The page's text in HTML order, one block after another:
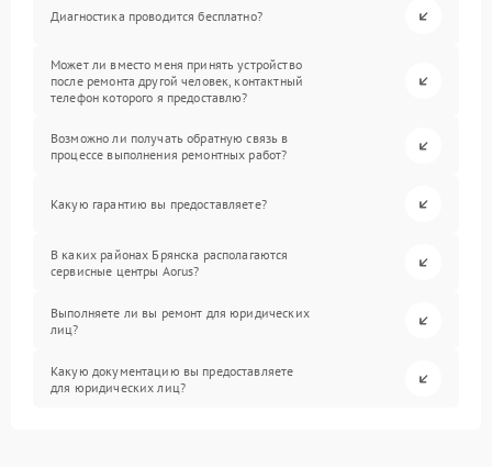
Диагностика проводится бесплатно?
Может ли вместо меня принять устройство
после ремонта другой человек, контактный
телефон которого я предоставлю?
Возможно ли получать обратную связь в
процессе выполнения ремонтных работ?
Какую гарантию вы предоставляете?
В каких районах Брянска располагаются
сервисные центры Aorus?
Выполняете ли вы ремонт для юридических
лиц?
Какую документацию вы предоставляете
для юридических лиц?